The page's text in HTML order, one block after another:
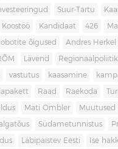
Suur-Tartu
Koostöö Kandidaat 426
õigused Andres Herkel
Lävend
vastutus kaasamine
Raad Raekoda
Mati Ombler Muutused
Südametunnistus
Läbipaistev Eesti Ise